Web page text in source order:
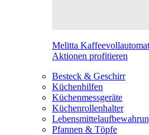
Melitta
Aktionen profitieren
Besteck & Geschirr
Küchenhilfen
Küchenmessgeräte
Küchenrollenhalter
Pfannen & Töpfe